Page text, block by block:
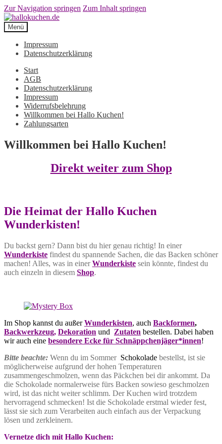
Zur Navigation springen Zum Inhalt springen
Menü
Impressum
Datenschutzerklärung
Start
AGB
Datenschutzerklärung
Impressum
Widerrufsbelehrung
Willkommen bei Hallo Kuchen!
Zahlungsarten
Willkommen bei Hallo Kuchen!
Direkt weiter zum Shop
Die Heimat der Hallo Kuchen
Wunderkisten!
Du backst gern? Dann bist du hier genau richtig! In einer
Wunderkiste findest du spannende Sachen, die das Backen schöner
machen! Alles, was in einerWunderkiste sein könnte, findest du
auch einzeln in diesem Shop.
Im Shop kannst du außerWunderkisten, auch Backformen,
Backwerkzeug, Dekoration und Zutaten bestellen. Dabei haben
wir auch eine besondere Ecke für Schnäppchenjäger*innen!
Bitte beachte: Wenn du im Sommer Schokolade bestellst, ist sie
möglicherweise aufgrund der hohen Temperaturen
zusammengeschmolzen, wenn das Päckchen bei dir ankommt. Da
die Schokolade normalerweise fürs Backen sowieso geschmolzen
wird, ist das nicht weiter schlimm. Der Kuchen wird trotzdem
hervorragend schmecken! Ist die Schokolade erstmal wieder fest,
lässt sie sich zum Verarbeiten auch einfach aus der Verpackung
lösen und zerkleinern.
Vernetze dich mit Hallo Kuchen: